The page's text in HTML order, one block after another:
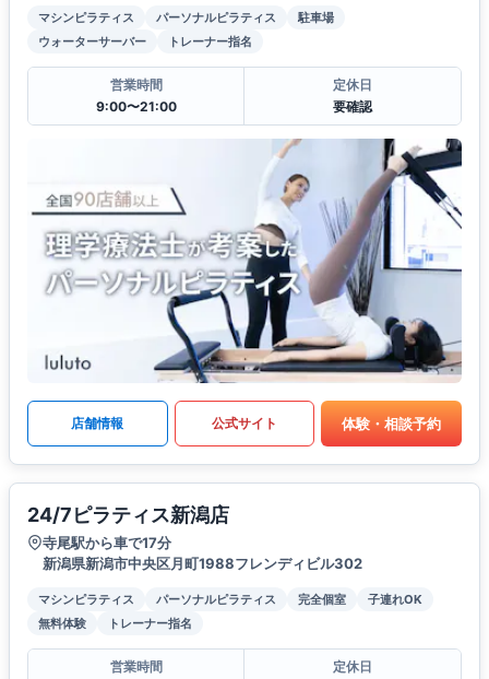
マシンピラティス パーソナルピラティス
駐車場
ウォーターサーバー
トレーナー指名
営業時間
9:00〜21:00
定休日
要確認
店舗情報 公式サイト 体験・相談予約
24/7ピラティス新潟店
寺尾駅から車で17分
新潟県新潟市中央区月町1988フレンディビル302
マシンピラティス パーソナルピラティス 完全個室
子連れOK
無料体験
トレーナー指名
営業時間
定休日